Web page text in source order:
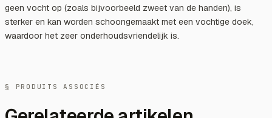
geen vocht op (zoals bijvoorbeeld zweet van de handen), is
sterker en kan worden schoongemaakt met een vochtige doek,
waardoor het zeer onderhoudsvriendelijk is.
§ PRODUITS ASSOCIÉS